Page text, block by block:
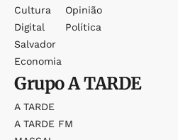
Cultura
Digital
Salvador
Economia
Opinião
Política
GrupoA TARDE
A TARDE
A TARDE FM